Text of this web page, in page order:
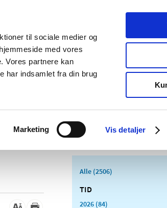
til sociale medier og
med vores
Vores partnere kan
har indsamlet fra din brug
Marketing Vis detaljer
Kontakt Udgivelser
af
Medicinsk
Særlige
produktområder
Alle (2506)
TID
2026 (84)